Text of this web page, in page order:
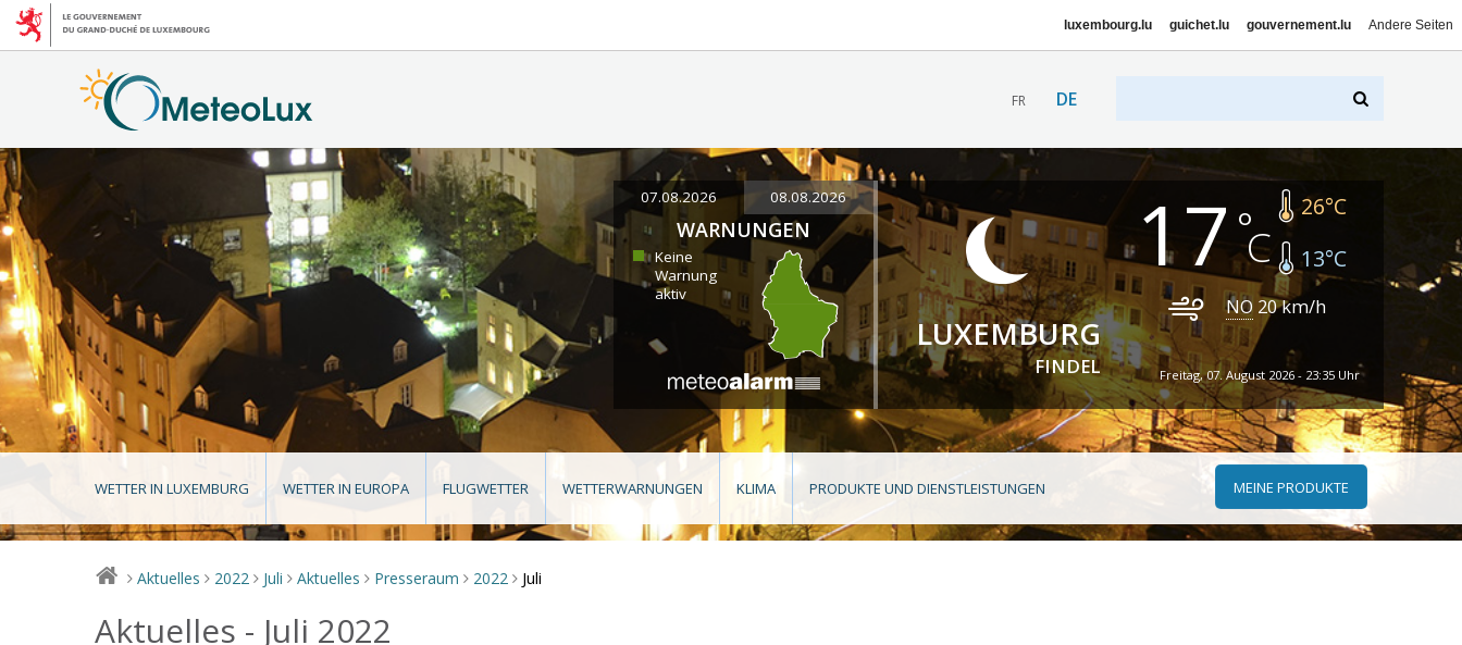
luxembourg.lu guichet.lu gouvernement.lu Andere Seiten
FR DE
07.08.2026 08.08.2026
WARNUNGEN
Keine
Warnung
aktiv
LUXEMBURG
FINDEL
17 26°C
13°C
NO 20km/h
Freitag, 07. August 2026 - 23:35 Uhr
WETTER IN LUXEMBURG WETTER IN EUROPA FLUGWETTER WETTERWARNUNGEN KLIMA PRODUKTE UND DIENSTLEISTUNGEN MEINE PRODUKTE
> Aktuelles > 2022 > Juli > Aktuelles > Presseraum > 2022 > Juli
Aktuelles - Juli 2022